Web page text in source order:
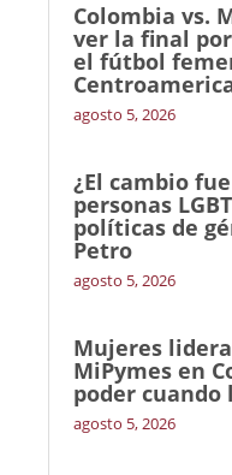
Colombia vs.
ver la final
el fútbol
agosto 5, 2026
¿El cambio
personas
políticas de
Petro
agosto 5, 2026
Mujeres
MiPymes en
poder cuando
agosto 5, 2026